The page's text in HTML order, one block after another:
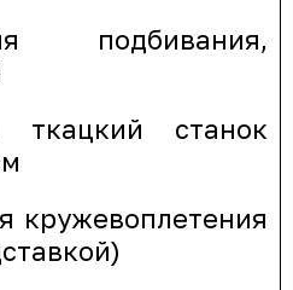
ткацкий станок
кружевоплетения